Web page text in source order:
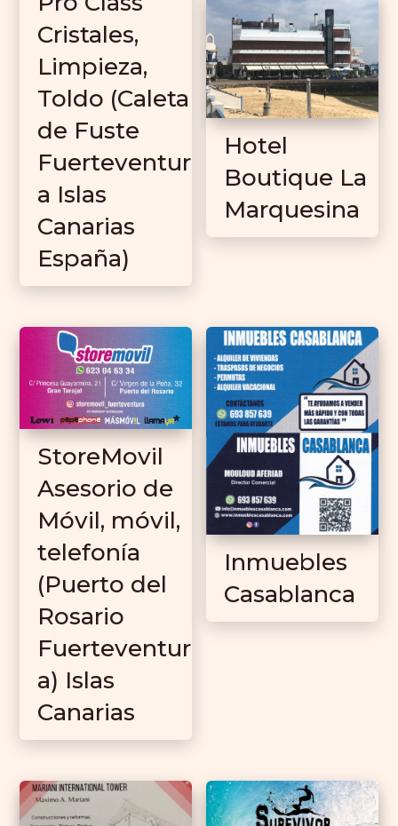
Cristales,
Limpieza,
Toldo (Caleta
de Fuste
Fuerteventur
a Islas
Canarias
España)
Hotel
Boutique La
Marquesina
StoreMovil
Asesorio de
Móvil, móvil,
telefonía
(Puerto del
Rosario
Fuerteventur
a) Islas
Canarias
Inmuebles
Casablanca